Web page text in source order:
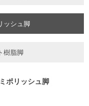
ッシュ脚
樹脂脚
ポリッシュ脚